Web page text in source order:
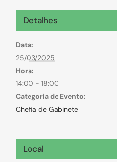
Microcrédito
Para MEI, microempresas e
(feirantes e transportes)
Detalhes
Data:
25/03/2025
Hora:
14:00 - 18:00
Categoria de Evento:
Chefia de Gabinete
Local